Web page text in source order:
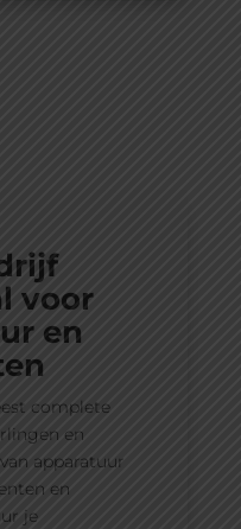
voor
en
complete
en
apparatuur
en
je